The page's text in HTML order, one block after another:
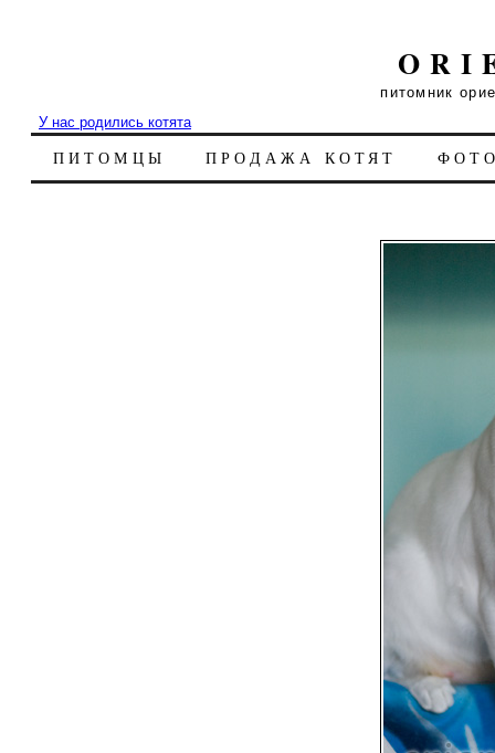
питомник
У нас родились котята
ПИТОМЦЫ ПРОДАЖА КОТЯТ